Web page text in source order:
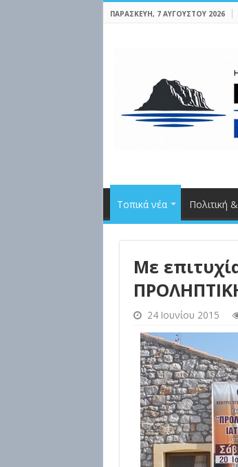
ΠΑΡΑΣΚΕΥΉ, 7 ΑΥΓΟΎΣΤΟΥ 2026
Τοπικά νέα Πολιτική
Με
24 Ιουνίου 2015